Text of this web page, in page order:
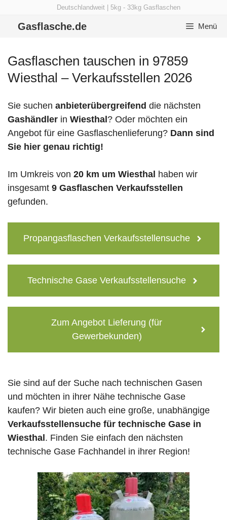
Deutschlandweit | 5kg - 33kg Gasflaschen
Gasflasche.de Menü
Gasflaschen tauschen in 97859
Wiesthal – Verkaufsstellen 2026
Sie suchen anbieterübergreifend die nächsten
Gashändler in Wiesthal ? Oder möchten ein
Angebot für eine Gasflaschenlieferung? Dann sind
Sie hier genau richtig!
Im Umkreis von 20 km um Wiesthal haben wir
insgesamt 9 Gasflaschen Verkaufsstellen
gefunden.
Propangasflaschen Verkaufsstellensuche
Technische Gase Verkaufsstellensuche
Zum Angebot Lieferung (für
Gewerbekunden)
Sie sind auf der Suche nach technischen Gasen
und möchten in ihrer Nähe technische Gase
kaufen? Wir bieten auch eine große, unabhängige
Verkaufsstellensuche für technische Gase in
Wiesthal . Finden Sie einfach den nächsten
technische Gase Fachhandel in ihrer Region!